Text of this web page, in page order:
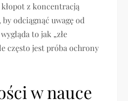
z koncentracją
odciągnąć uwagę od
to jak „złe
często jest próba ochrony
w nauce